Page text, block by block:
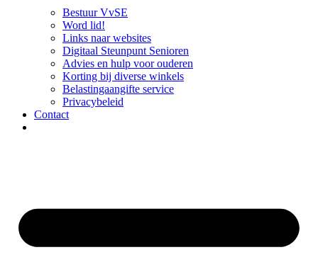
Bestuur VvSE
Word lid!
Links naar websites
Digitaal Steunpunt Senioren
Advies en hulp voor ouderen
Korting bij diverse winkels
Belastingaangifte service
Privacybeleid
Contact